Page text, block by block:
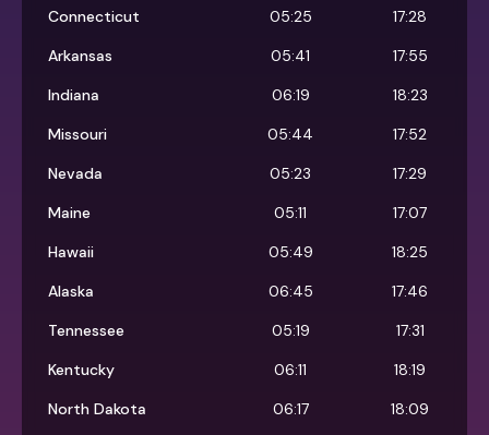
Connecticut
05:25
17:28
Arkansas
05:41
17:55
Indiana
06:19
18:23
Missouri
05:44
17:52
Nevada
05:23
17:29
Maine
05:11
17:07
Hawaii
05:49
18:25
Alaska
06:45
17:46
Tennessee
05:19
17:31
Kentucky
06:11
18:19
North Dakota
06:17
18:09